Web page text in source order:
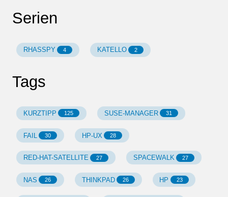
Serien
RHASSPY 4 KATELLO 2
Tags
KURZTIPP 125 SUSE-MANAGER 31
FAIL 30 HP-UX 28
RED-HAT-SATELLITE 27 SPACEWALK 27
NAS 26 THINKPAD 26 HP 23